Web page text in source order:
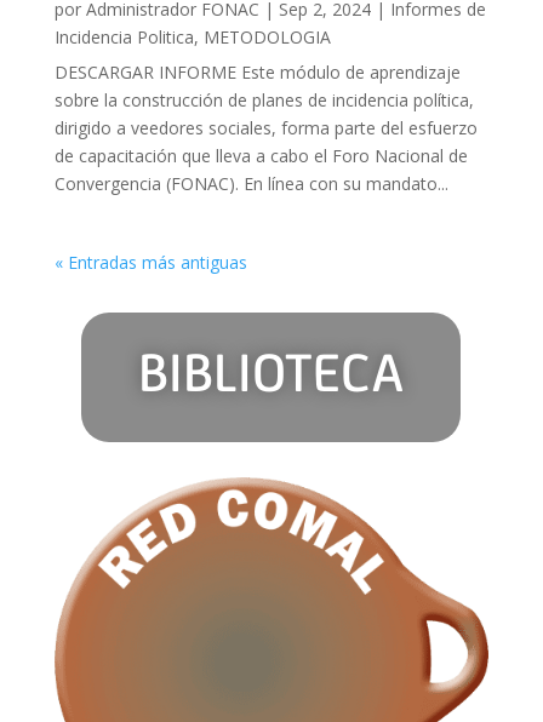
por Administrador FONAC | Sep 2, 2024| Informes de
Incidencia Politica, METODOLOGIA
DESCARGAR INFORME Este módulo de aprendizaje
sobre la construcción de planes de incidencia política,
dirigido a veedores sociales, forma parte del esfuerzo
de capacitación que lleva a cabo el Foro Nacional de
Convergencia (FONAC). En línea con su mandato...
« Entradas más antiguas
BIBLIOTECA